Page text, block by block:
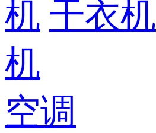
机 干衣机
机
空调